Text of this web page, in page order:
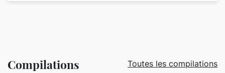
Compilations Toutes les compilations